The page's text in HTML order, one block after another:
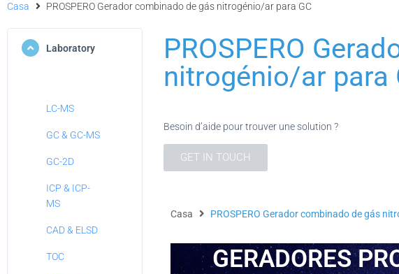
Casa PROSPERO Gerador combinado de gás nitrogénio/ar para GC
Laboratory
LC-MS
GC & GC-MS
GC-2D
ICP & ICP-
MS
CAD & ELSD
TOC
PROSPERO
nitrogénio/ar para
Besoin d’aide pour trouver une solution ?
GET IN TOUCH
Casa PROSPERO Gerador combinado de gás
GERADORES